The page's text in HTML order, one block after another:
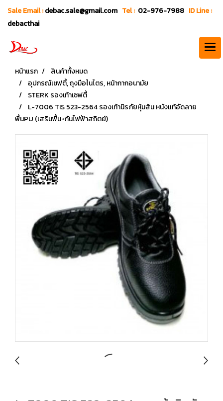
Sale Email :debac.sale@gmail.com Tel : 02-976-7988 ID Line :
debacthai
หน้าแรก
สินค้าทั้งหมด
อุปกรณ์เซฟตี้, ถุงมือไนไตร, หน้ากากอนามัย
STERK รองเท้าเซฟตี้
L-7006 TIS 523-2564 รองเท้านิรภัยหุ้มส้น หนังแท้อัดลาย
พื้นPU (เสริมพื้น+กันไฟฟ้าสถิตย์)